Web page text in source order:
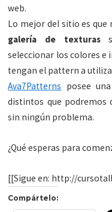
web.
Lo mejor del sitio es que
galería de texturas
seleccionar los colores e
tengan el pattern a
Ava7Patterns posee
distintos que podremos
sin ningún problema.
¿Qué esperas para
[[Sigue en: http://
Compártelo: